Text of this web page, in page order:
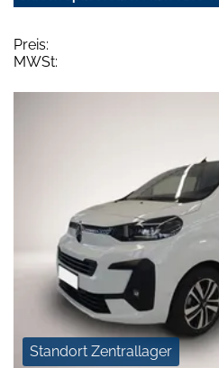
Preis:
MWSt:
Standort Zentrallager